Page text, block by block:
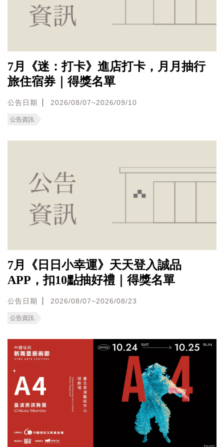
7月《迷：打卡》進店打卡，月月抽行
旅住宿券｜得獎名單
公告日期 2026/08/07~2026/09/10
公告資訊
7月《日日小幸運》天天登入誠品
APP，扣10點抽好禮｜得獎名單
公告日期 2026/08/07~2026/08/23
公告資訊